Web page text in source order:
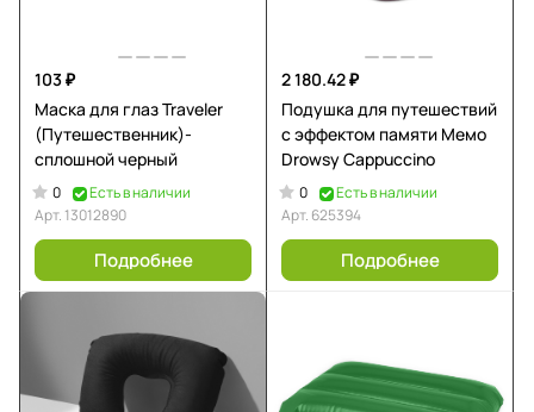
103 ₽
Маска для глаз Traveler
(Путешественник)-
сплошной черный
0
Есть в наличии
Арт. 13012890
Подробнее
2 180.42 ₽
Подушка для путешествий
с эффектом памяти Мемо
Drowsy Cappuccino
0
Есть в наличии
Арт. 625394
Подробнее